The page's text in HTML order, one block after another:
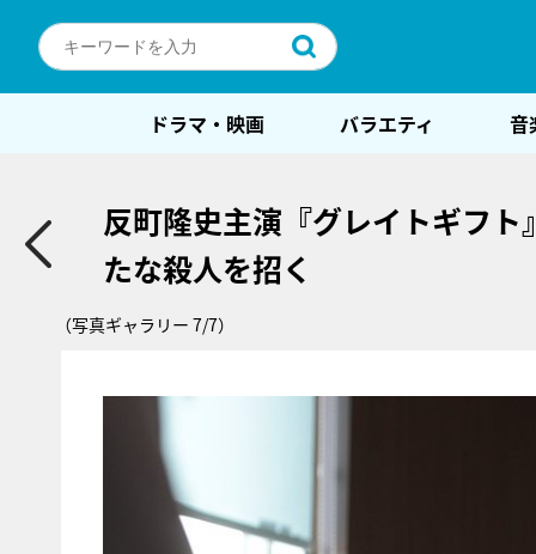
ドラマ・映画 バラエティ 音
反町隆史主演『グレイトギフ
たな殺人を招く
（写真ギャラリー 7/7）